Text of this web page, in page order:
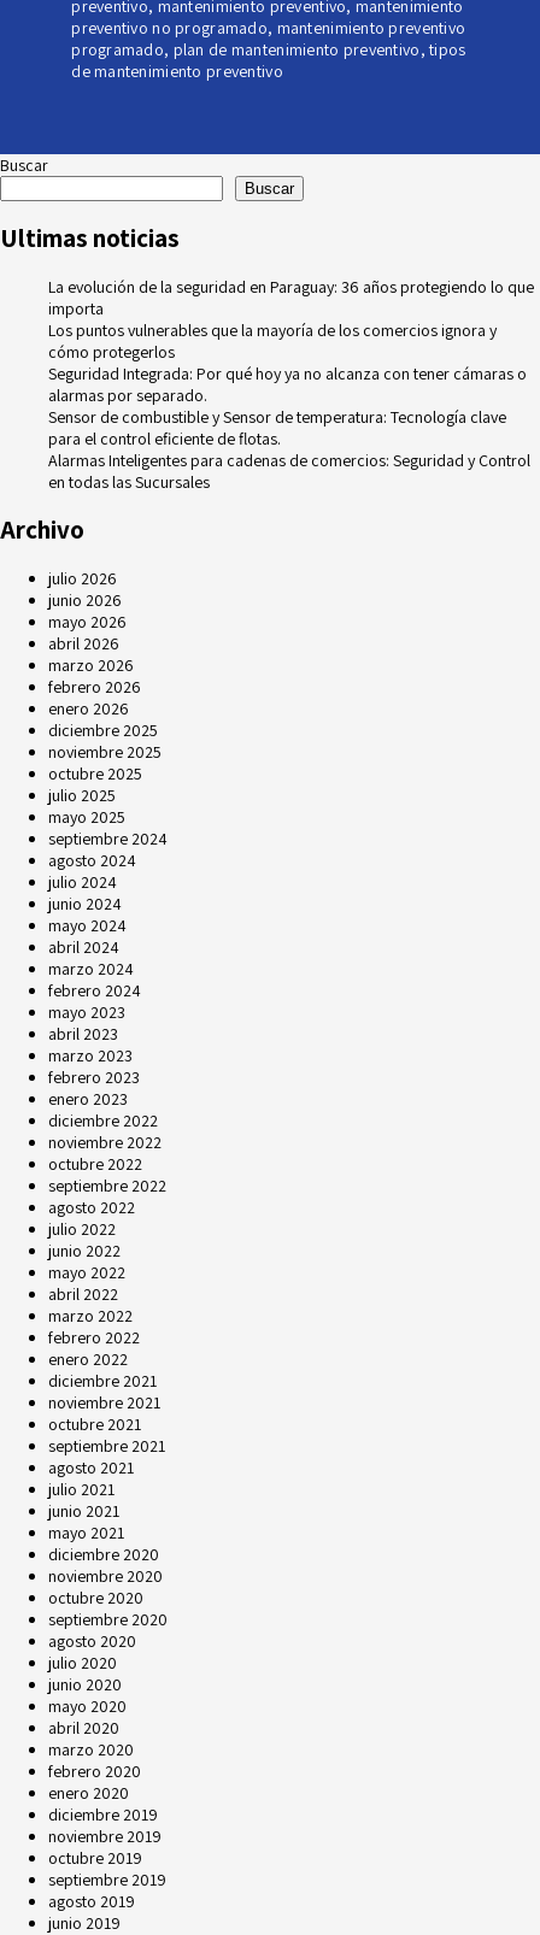
preventivo, mantenimiento preventivo, mantenimiento
preventivo no programado, mantenimiento preventivo
programado, plan de mantenimiento preventivo,tipos
de mantenimiento preventivo
Buscar
Buscar
Ultimas noticias
La evolución de la seguridad en Paraguay: 36 años protegiendo lo que
importa
Los puntos vulnerables que la mayoría de los comercios ignora y
cómo protegerlos
Seguridad Integrada: Por qué hoy ya no alcanza con tener cámaras o
alarmas por separado.
Sensor de combustible y Sensor de temperatura: Tecnología clave
para el control eficiente de flotas.
Alarmas Inteligentes para cadenas de comercios: Seguridad y Control
en todas las Sucursales
Archivo
julio 2026
junio 2026
mayo 2026
abril 2026
marzo 2026
febrero 2026
enero 2026
diciembre 2025
noviembre 2025
octubre 2025
julio 2025
mayo 2025
septiembre 2024
agosto 2024
julio 2024
junio 2024
mayo 2024
abril 2024
marzo 2024
febrero 2024
mayo 2023
abril 2023
marzo 2023
febrero 2023
enero 2023
diciembre 2022
noviembre 2022
octubre 2022
septiembre 2022
agosto 2022
julio 2022
junio 2022
mayo 2022
abril 2022
marzo 2022
febrero 2022
enero 2022
diciembre 2021
noviembre 2021
octubre 2021
septiembre 2021
agosto 2021
julio 2021
junio 2021
mayo 2021
diciembre 2020
noviembre 2020
octubre 2020
septiembre 2020
agosto 2020
julio 2020
junio 2020
mayo 2020
abril 2020
marzo 2020
febrero 2020
enero 2020
diciembre 2019
noviembre 2019
octubre 2019
septiembre 2019
agosto 2019
junio 2019